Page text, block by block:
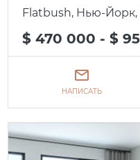
Flatbush, Нью-Йорк,
$ 470 000 - $
НАПИСАТЬ